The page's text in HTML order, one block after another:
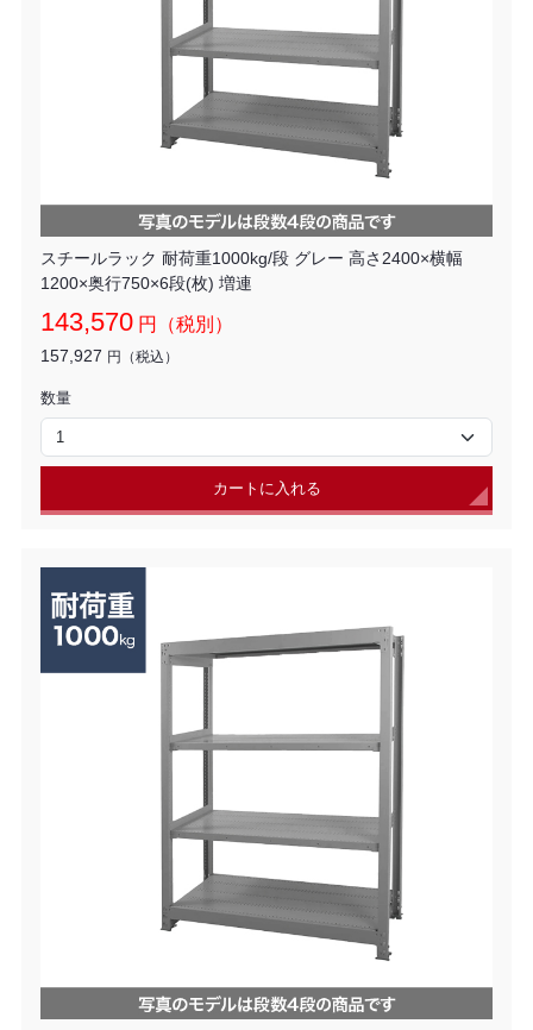
スチールラック 耐荷重1000kg/段 グレー 高さ2400×横幅
1200×奥行750×6段(枚) 増連
143,570 円（税別）
157,927 円（税込）
数量
カートに入れる